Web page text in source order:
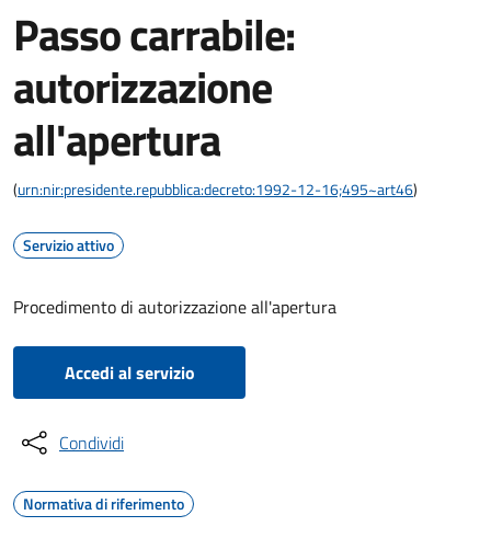
Passo carrabile:
autorizzazione
all'apertura
(urn:nir:presidente.repubblica:decreto:1992-12-16;495~art46)
Servizio attivo
Procedimento di autorizzazione all'apertura
Accedi al servizio
Condividi
Normativa di riferimento